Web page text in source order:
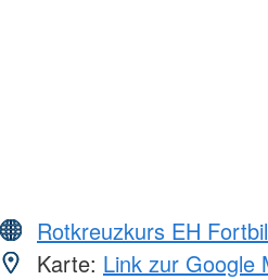
Rotkreuzkurs EH
Karte: Link zur Google